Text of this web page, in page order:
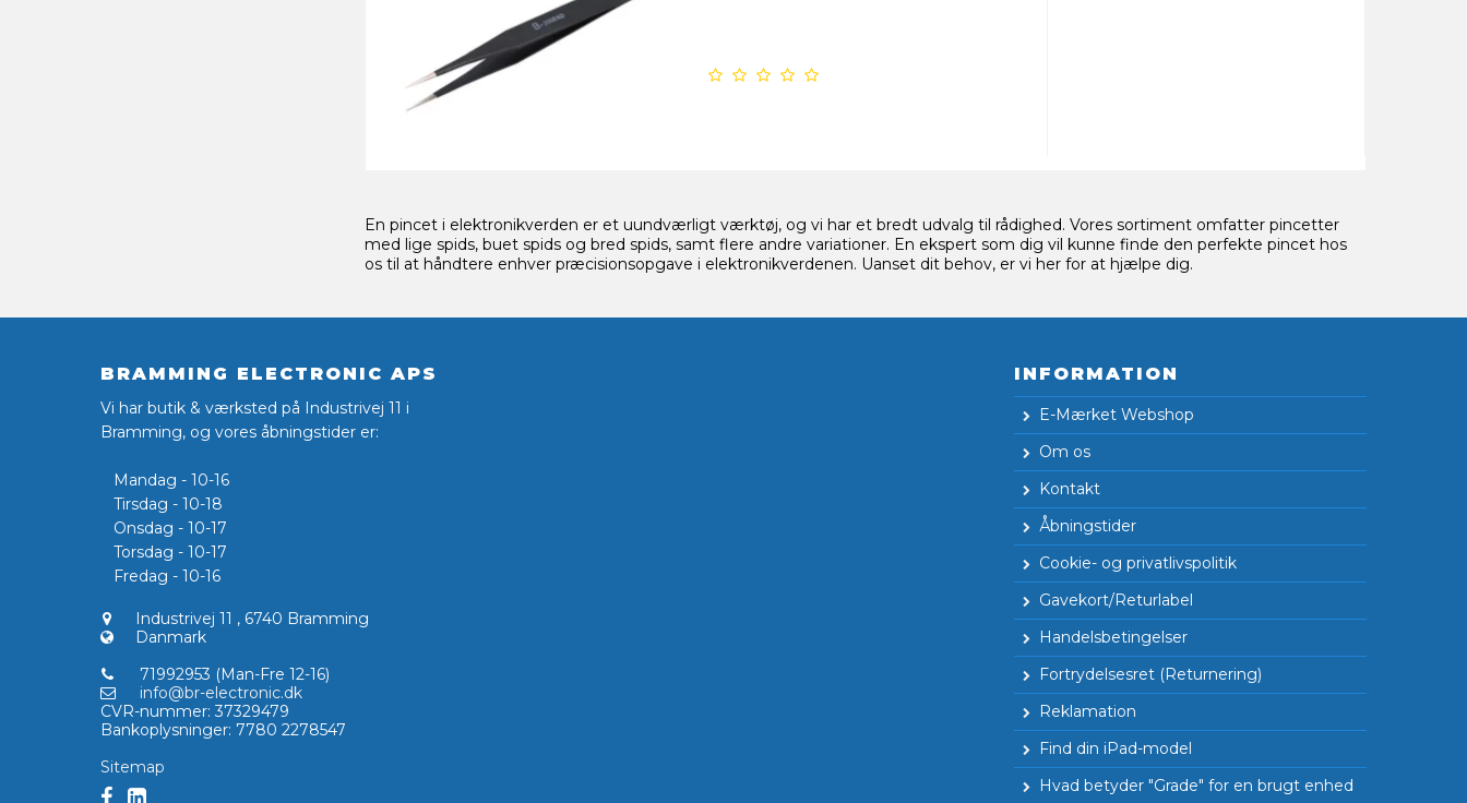
En pincet i elektronikverden er et uundværligt værktøj, og vi har et bredt udvalg til rådighed. Vores sortiment omfatter pincetter
med lige spids, buet spids og bred spids, samt flere andre variationer. En ekspert som dig vil kunne finde den perfekte pincet hos
os til at håndtere enhver præcisionsopgave i elektronikverdenen. Uanset dit behov, er vi her for at hjælpe dig.
BRAMMING ELECTRONIC APS
Vi har butik & værksted på Industrivej 11 i
Bramming, og vores åbningstider er:
Mandag - 10-16
Tirsdag - 10-18
Onsdag - 10-17
Torsdag - 10-17
Fredag - 10-16
Industrivej 11 , 6740 Bramming
Danmark
71992953 (Man-Fre 12-16)
info@br-electronic.dk
CVR-nummer: 37329479
Bankoplysninger: 7780 2278547
Sitemap
INFORMATION
E-Mærket Webshop
Om os
Kontakt
Åbningstider
Cookie- og privatlivspolitik
Gavekort/Returlabel
Handelsbetingelser
Fortrydelsesret (Returnering)
Reklamation
Find din iPad-model
Hvad betyder "Grade" for en brugt enhed